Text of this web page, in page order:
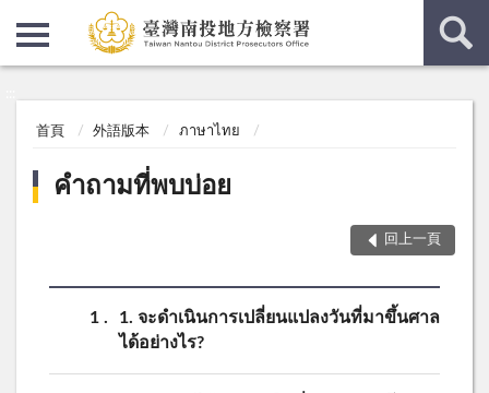
首頁 外語版本 ภาษาไทย
คำถามที่พบบ่อย
回上一頁
1
1. จะดำเนินการเปลี่ยนแปลงวันที่มาขึ้นศาล
ได้อย่างไร?